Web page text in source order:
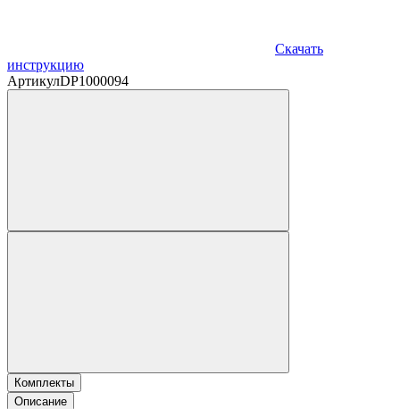
Скачать
инструкцию
АртикулDP1000094
Комплекты
Описание